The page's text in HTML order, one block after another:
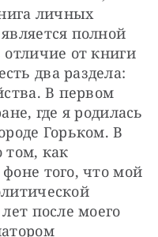
личных
полной
отличие от книги
два раздела:
В первом
где я родилась
Горьком. В
том, как
того, что мой
после моего